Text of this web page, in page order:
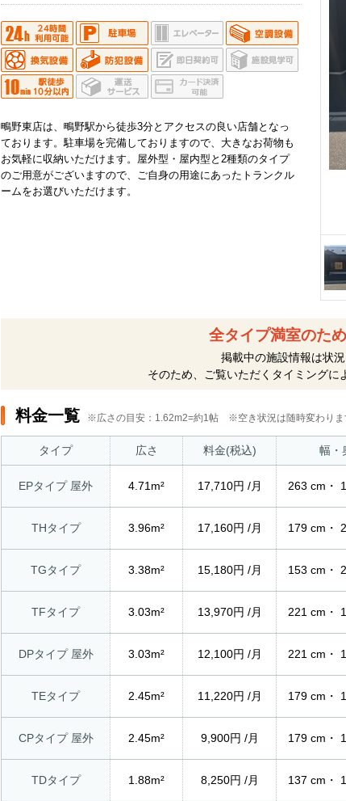
鴫野東店は、鴫野駅から徒歩3分とアクセスの良い店舗となっ
ております。駐車場を完備しておりますので、大きなお荷物も
お気軽に収納いただけます。屋外型・屋内型と2種類のタイプ
のご用意がございますので、ご自身の用途にあったトランクル
ームをお選びいただけます。
全タイプ満室のた
掲載中の施設情報は状
そのため、ご覧いただくタイミングに
料金一覧 ※広さの目安：1.62m2=約1帖 ※空き状況は随時変わりま
タイプ 広さ 料金(税込) 幅・
EPタイプ 屋外 4.71m² 17,710円 /月 263 cm・
THタイプ 3.96m² 17,160円 /月 179 cm・
TGタイプ 3.38m² 15,180円 /月 153 cm・
TFタイプ 3.03m² 13,970円 /月 221 cm・
DPタイプ 屋外 3.03m² 12,100円 /月 221 cm・
TEタイプ 2.45m² 11,220円 /月 179 cm・
CPタイプ 屋外 2.45m² 9,900円 /月 179 cm・
TDタイプ 1.88m² 8,250円 /月 137 cm・